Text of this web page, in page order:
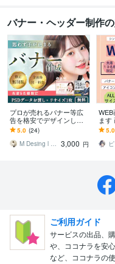
バナー・ヘッダー制作
プロが売れるバナー等広
告を格安でデザインしま
す スクロールする手が止
まる、目立つWEB画像で
売上・集客UP！
5.0 (24)
M Desing l バナー作成 3,000 円
ます
でも5.0
ご利用ガイド
サービスの出品、
や、ココナラを安
など、ココナラの